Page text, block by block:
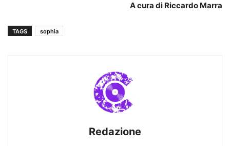
A cura di Riccardo Marra
TAGS sophia
Redazione